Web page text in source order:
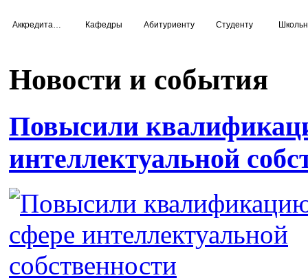
Кафедры Абитуриенту Студенту
Новости и события
Повысили
интеллектуальной